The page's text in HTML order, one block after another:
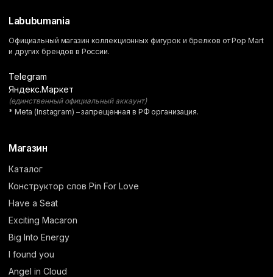
Labubumania
Официальный магазин коллекционных фигурок и брелков от Pop Mart
и других брендов в России.
Telegram
Яндекс.Маркет
(единственный официальный аккаунт)
* Meta (Instagram) – запрещенная в РФ организация.
Магазин
Каталог
Конструктор слов Pin For Love
Have a Seat
Exciting Macaron
Big Into Energy
I found you
Angel in Cloud